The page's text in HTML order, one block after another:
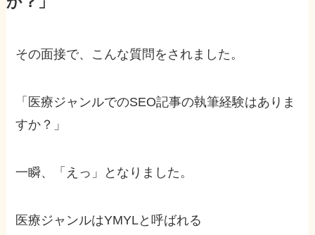
その面接で、こんな質問をされました。
「医療ジャンルでのSEO記事の執筆経験はありま
すか？」
一瞬、「えっ」となりました。
医療ジャンルはYMYLと呼ばれる